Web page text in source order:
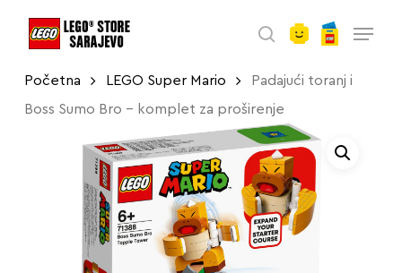
search
Početna LEGO Super Mario Padajući toranj i
Boss Sumo Bro – komplet za proširenje